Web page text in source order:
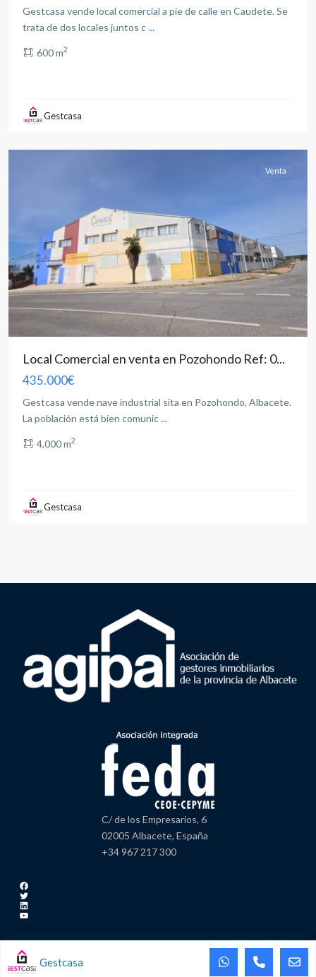
Gestcasa vende local comercial a pie de calle en Caudete. Se
trata de dos locales juntos c...
600 m2
Gestcasa
Albacete
Venta
Local Comercial en venta en Pozohondo Ref: 0...
435.000€
Gestcasa vende nave industrial sita en Pozohondo, Albacete.
La población está bien comunic...
4,000 m2
Gestcasa
C/ de los Empresarios, 6
02005 Albacete, España
+34 967 217 300
Facebook
Twitter
LinkedIn
YouTube
Copyright AGIPAL | Feda
Gestcasa